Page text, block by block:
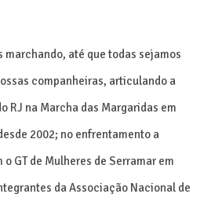
marchando, até que todas sejamos
companheiras, articulando a
RJ na Marcha das Margaridas em
2002; no enfrentamento a
GT de Mulheres de Serramar em
da Associação Nacional de